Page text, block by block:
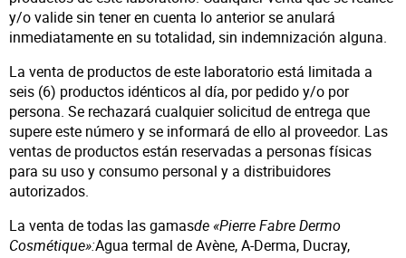
y/o valide sin tener en cuenta lo anterior se anulará
inmediatamente en su totalidad, sin indemnización alguna.
La venta de productos de este laboratorio está limitada a
seis (6) productos idénticos al día, por pedido y/o por
persona. Se rechazará cualquier solicitud de entrega que
supere este número y se informará de ello al proveedor. Las
ventas de productos están reservadas a personas físicas
para su uso y consumo personal y a distribuidores
autorizados.
La venta de todas las gamasde «Pierre Fabre Dermo
Cosmétique»:Agua termal de Avène, A-Derma, Ducray,